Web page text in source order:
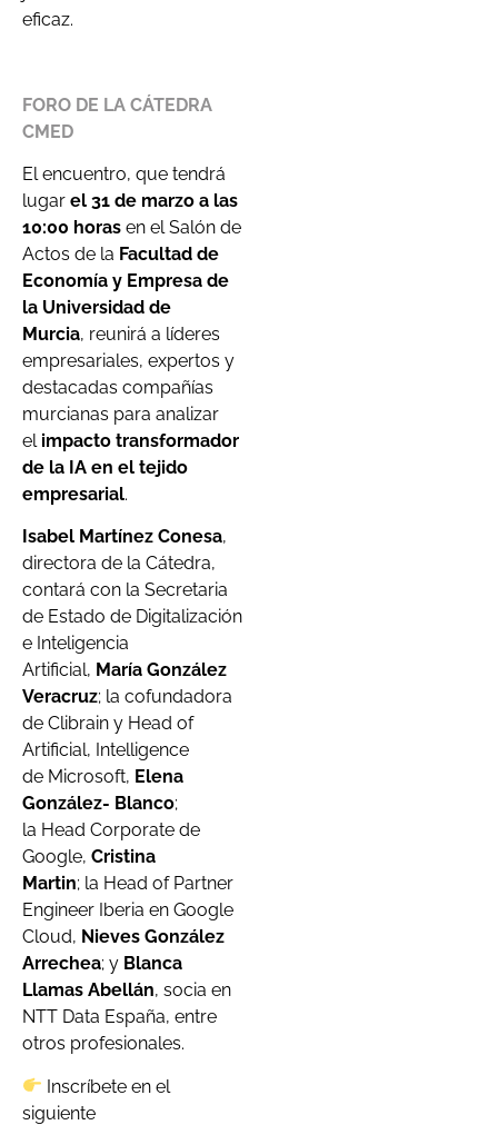
eficaz.
FORO DE LA CÁTEDRA
CMED
El encuentro, que tendrá
lugar el 31 de marzo a las
10:00 horas en el Salón de
Actos de la Facultad de
Economía y Empresa de
la Universidad de
Murcia, reunirá a líderes
empresariales, expertos y
destacadas compañías
murcianas para analizar
el impacto transformador
de la IA en el tejido
empresarial.
Isabel Martínez Conesa,
directora de la Cátedra,
contará con la Secretaria
de Estado de Digitalización
e Inteligencia
Artificial, María González
Veracruz; la cofundadora
de Clibrain y Head of
Artificial, Intelligence
de Microsoft, Elena
González- Blanco;
la Head Corporate de
Google, Cristina
Martin; la Head of Partner
Engineer Iberia en Google
Cloud, Nieves González
Arrechea; y Blanca
Llamas Abellán, socia en
NTT Data España, entre
otros profesionales.
Inscríbete en el
siguiente